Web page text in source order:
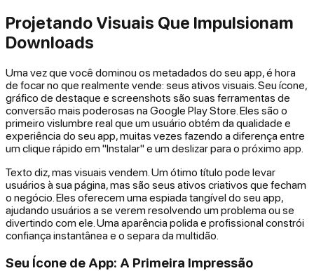
Projetando Visuais Que Impulsionam
Downloads
Uma vez que você dominou os metadados do seu app, é hora
de focar no que realmente vende: seus ativos visuais. Seu ícone,
gráfico de destaque e screenshots são suas ferramentas de
conversão mais poderosas na Google Play Store. Eles são o
primeiro vislumbre real que um usuário obtém da qualidade e
experiência do seu app, muitas vezes fazendo a diferença entre
um clique rápido em "Instalar" e um deslizar para o próximo app.
Texto diz, mas visuais vendem. Um ótimo título pode levar
usuários à sua página, mas são seus ativos criativos que fecham
o negócio. Eles oferecem uma espiada tangível do seu app,
ajudando usuários a se verem resolvendo um problema ou se
divertindo com ele. Uma aparência polida e profissional constrói
confiança instantânea e o separa da multidão.
Seu Ícone de App: A Primeira Impressão